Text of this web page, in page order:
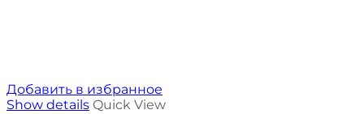
Добавить в избранное
Show details Quick View